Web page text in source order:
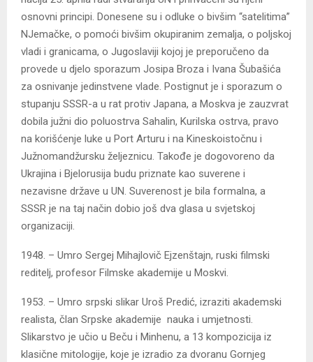
osnovni principi. Donesene su i odluke o bivšim “satelitima”
NJemačke, o pomoći bivšim okupiranim zemalja, o poljskoj
vladi i granicama, o Jugoslaviji kojoj je preporučeno da
provede u djelo sporazum Josipa Broza i Ivana Šubašića
za osnivanje jedinstvene vlade. Postignut je i sporazum o
stupanju SSSR-a u rat protiv Japana, a Moskva je zauzvrat
dobila južni dio poluostrva Sahalin, Kurilska ostrva, pravo
na korišćenje luke u Port Arturu i na Kineskoistočnu i
Južnomandžursku željeznicu. Takođe je dogovoreno da
Ukrajina i Bjelorusija budu priznate kao suverene i
nezavisne države u UN. Suverenost je bila formalna, a
SSSR je na taj način dobio još dva glasa u svjetskoj
organizaciji.
1948. – Umro Sergej Mihajlovič Ejzenštajn, ruski filmski
reditelj, profesor Filmske akademije u Moskvi.
1953. – Umro srpski slikar Uroš Predić, izraziti akademski
realista, član Srpske akademije nauka i umjetnosti.
Slikarstvo je učio u Beču i Minhenu, a 13 kompozicija iz
klasične mitologije, koje je izradio za dvoranu Gornjeg